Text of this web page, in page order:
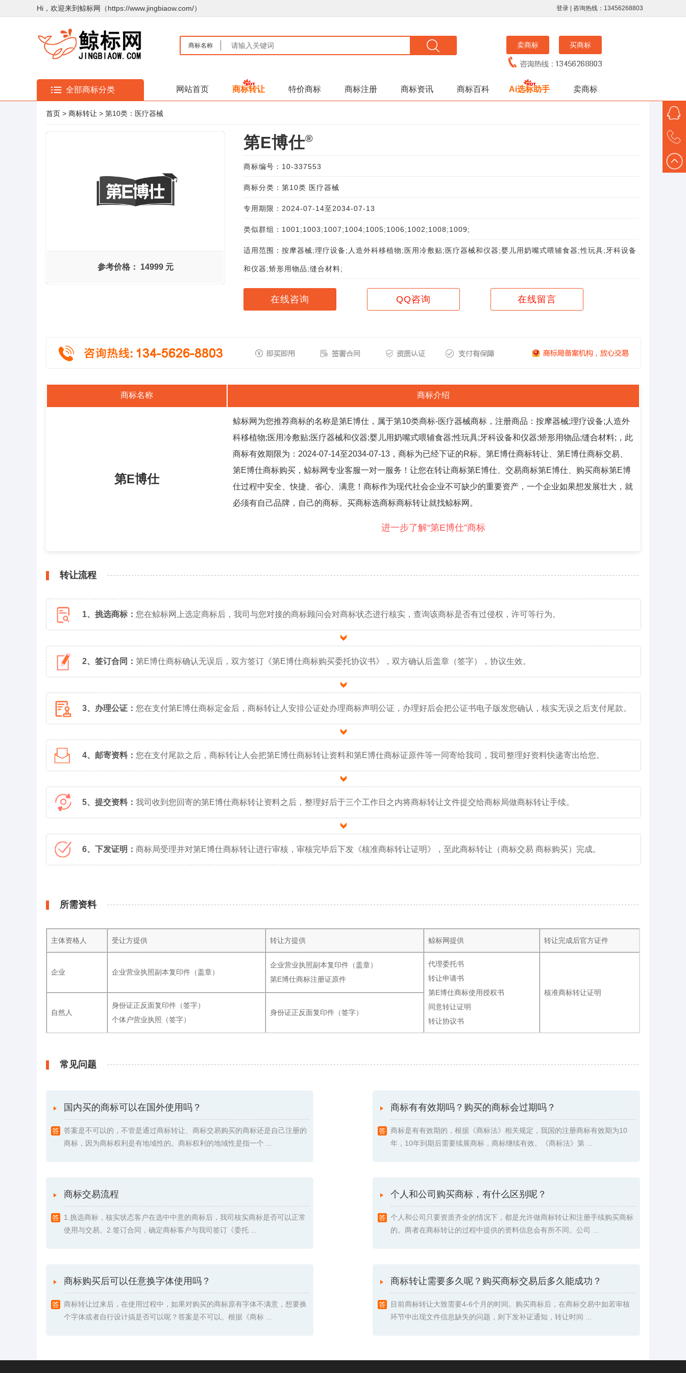
Hi，欢迎来到鲸标网（https://www.jingbiaow.com/） 登录 | 咨询热线：13456268803
商标名称 卖商标 买商标
全部商标分类 网站首页 商标转让 特价商标 商标注册 商标资讯 商标百科 Ai选标助手 卖商标
首页 > 商标转让 > 第10类：医疗器械
参考价格： 14999 元
第E博仕®
商标编号：10-337553
商标分类：第10类 医疗器械
专用期限：2024-07-14至2034-07-13
类似群组：1001;1003;1007;1004;1005;1006;1002;1008;1009;
适用范围：按摩器械;理疗设备;人造外科移植物;医用冷敷贴;医疗器械和仪器;婴儿用奶嘴式喂辅食器;性玩具;牙科设备
和仪器;矫形用物品;缝合材料;
在线咨询 QQ咨询 在线留言
商标名称 商标介绍
第E博仕
鲸标网为您推荐商标的名称是第E博仕，属于第10类商标-医疗器械商标，注册商品：按摩器械;理疗设备;人造外
科移植物;医用冷敷贴;医疗器械和仪器;婴儿用奶嘴式喂辅食器;性玩具;牙科设备和仪器;矫形用物品;缝合材料;，此
商标有效期限为：2024-07-14至2034-07-13，商标为已经下证的R标。第E博仕商标转让、第E博仕商标交易、
第E博仕商标购买，鲸标网专业客服一对一服务！让您在转让商标第E博仕、交易商标第E博仕、购买商标第E博
仕过程中安全、快捷、省心、满意！商标作为现代社会企业不可缺少的重要资产，一个企业如果想发展壮大，就
必须有自己品牌，自己的商标。买商标选商标商标转让就找鲸标网。
进一步了解“第E博仕”商标
转让流程
1、挑选商标： 您在鲸标网上选定商标后，我司与您对接的商标顾问会对商标状态进行核实，查询该商标是否有过侵权，许可等行为。
2、签订合同： 第E博仕商标确认无误后，双方签订《第E博仕商标购买委托协议书》，双方确认后盖章（签字），协议生效。
3、办理公证： 您在支付第E博仕商标定金后，商标转让人安排公证处办理商标声明公证，办理好后会把公证书电子版发您确认，核实无误之后支付尾款。
4、邮寄资料： 您在支付尾款之后，商标转让人会把第E博仕商标转让资料和第E博仕商标证原件等一同寄给我司，我司整理好资料快递寄出给您。
5、提交资料： 我司收到您回寄的第E博仕商标转让资料之后，整理好后于三个工作日之内将商标转让文件提交给商标局做商标转让手续。
6、下发证明： 商标局受理并对第E博仕商标转让进行审核，审核完毕后下发《核准商标转让证明》，至此商标转让（商标交易 商标购买）完成。
所需资料
主体资格人 受让方提供 转让方提供 鲸标网提供 转让完成后官方证件
企业 企业营业执照副本复印件（盖章）
企业营业执照副本复印件（盖章）
第E博仕商标注册证原件
代理委托书
转让申请书
第E博仕商标使用授权书
同意转让证明
转让协议书
核准商标转让证明
自然人
身份证正反面复印件（签字）
个体户营业执照（签字）
身份证正反面复印件（签字）
常见问题
国内买的商标可以在国外使用吗？
答案是不可以的，不管是通过商标转让、商标交易购买的商标还是自己注册的
商标，因为商标权利是有地域性的。商标权利的地域性是指一个 ...
商标有有效期吗？购买的商标会过期吗？
商标是有有效期的，根据《商标法》相关规定，我国的注册商标有效期为10
年，10年到期后需要续展商标，商标继续有效。《商标法》第 ...
商标交易流程
1.挑选商标，核实状态客户在选中中意的商标后，我司核实商标是否可以正常
使用与交易。2.签订合同，确定商标客户与我司签订《委托 ...
个人和公司购买商标，有什么区别呢？
个人和公司只要资质齐全的情况下，都是允许做商标转让和注册手续购买商标
的。两者在商标转让的过程中提供的资料信息会有所不同。公司 ...
商标购买后可以任意换字体使用吗？
商标转让过来后，在使用过程中，如果对购买的商标原有字体不满意，想要换
个字体或者自行设计搞是否可以呢？答案是不可以。根据《商标 ...
商标转让需要多久呢？购买商标交易后多久能成功？
目前商标转让大致需要4-6个月的时间。购买商标后，在商标交易中如若审核
环节中出现文件信息缺失的问题，则下发补证通知，转让时间 ...